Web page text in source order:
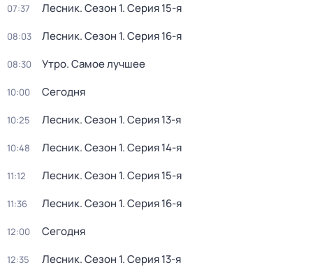
07:37 Лесник. Сезон 1. Серия 15-я
08:03 Лесник. Сезон 1. Серия 16-я
08:30 Утро. Самое лучшее
10:00 Сегодня
10:25 Лесник. Сезон 1. Серия 13-я
10:48 Лесник. Сезон 1. Серия 14-я
11:12 Лесник. Сезон 1. Серия 15-я
11:36 Лесник. Сезон 1. Серия 16-я
12:00 Сегодня
12:35 Лесник. Сезон 1. Серия 13-я